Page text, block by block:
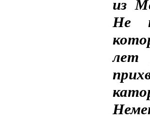
из
Не
лет